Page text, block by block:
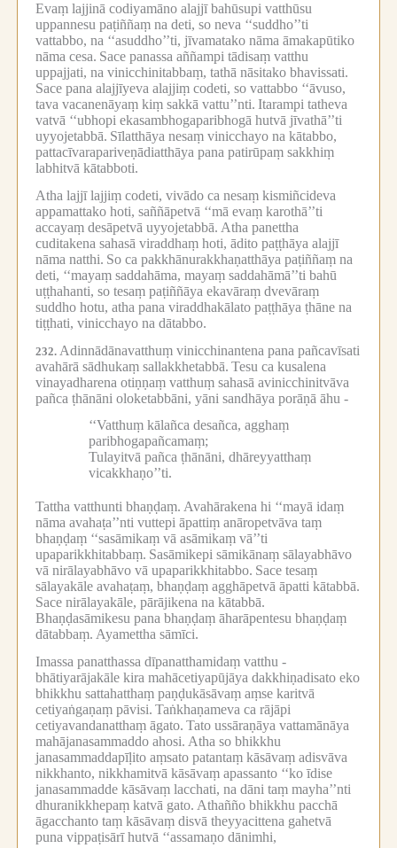
Evaṃ lajjinā codiyamāno alajjī bahūsupi vatthūsu
uppannesu paṭiññaṃ na deti, so neva ‘‘suddho’’ti
vattabbo, na ‘‘asuddho’’ti, jīvamatako nāma āmakapūtiko
nāma cesa. Sace panassa aññampi tādisaṃ vatthu
uppajjati, na vinicchinitabbaṃ, tathā nāsitako bhavissati.
Sace pana alajjīyeva alajjiṃ codeti, so vattabbo ‘‘āvuso,
tava vacanenāyaṃ kiṃ sakkā vattu’’nti. Itarampi tatheva
vatvā ‘‘ubhopi ekasambhogaparibhogā hutvā jīvathā’’ti
uyyojetabbā. Sīlatthāya nesaṃ vinicchayo na kātabbo,
pattacīvarapariveṇādiatthāya pana patirūpaṃ sakkhiṃ
labhitvā kātabboti.
Atha lajjī lajjiṃ codeti, vivādo ca nesaṃ kismiñcideva
appamattako hoti, saññāpetvā ‘‘mā evaṃ karothā’’ti
accayaṃ desāpetvā uyyojetabbā. Atha panettha
cuditakena sahasā viraddhaṃ hoti, ādito paṭṭhāya alajjī
nāma natthi. So ca pakkhānurakkhaṇatthāya paṭiññaṃ na
deti, ‘‘mayaṃ saddahāma, mayaṃ saddahāmā’’ti bahū
uṭṭhahanti, so tesaṃ paṭiññāya ekavāraṃ dvevāraṃ
suddho hotu, atha pana viraddhakālato paṭṭhāya ṭhāne na
tiṭṭhati, vinicchayo na dātabbo.
232. Adinnādānavatthuṃ vinicchinantena pana pañcavīsati
avahārā sādhukaṃ sallakkhetabbā. Tesu ca kusalena
vinayadharena otiṇṇaṃ vatthuṃ sahasā avinicchinitvāva
pañca ṭhānāni oloketabbāni, yāni sandhāya porāṇā āhu -
‘‘Vatthuṃ kālañca desañca, agghaṃ
paribhogapañcamaṃ;
Tulayitvā pañca ṭhānāni, dhāreyyatthaṃ
vicakkhaṇo’’ti.
Tattha vatthunti bhaṇḍaṃ. Avahārakena hi ‘‘mayā idaṃ
nāma avahaṭa’’nti vuttepi āpattiṃ anāropetvāva taṃ
bhaṇḍaṃ ‘‘sasāmikaṃ vā asāmikaṃ vā’’ti
upaparikkhitabbaṃ. Sasāmikepi sāmikānaṃ sālayabhāvo
vā nirālayabhāvo vā upaparikkhitabbo. Sace tesaṃ
sālayakāle avahaṭaṃ, bhaṇḍaṃ agghāpetvā āpatti kātabbā.
Sace nirālayakāle, pārājikena na kātabbā.
Bhaṇḍasāmikesu pana bhaṇḍaṃ āharāpentesu bhaṇḍaṃ
dātabbaṃ. Ayamettha sāmīci.
Imassa panatthassa dīpanatthamidaṃ vatthu -
bhātiyarājakāle kira mahācetiyapūjāya dakkhiṇadisato eko
bhikkhu sattahatthaṃ paṇḍukāsāvaṃ aṃse karitvā
cetiyaṅgaṇaṃ pāvisi. Taṅkhaṇameva ca rājāpi
cetiyavandanatthaṃ āgato. Tato ussāraṇāya vattamānāya
mahājanasammaddo ahosi. Atha so bhikkhu
janasammaddapīḷito aṃsato patantaṃ kāsāvaṃ adisvāva
nikkhanto, nikkhamitvā kāsāvaṃ apassanto ‘‘ko īdise
janasammadde kāsāvaṃ lacchati, na dāni taṃ mayha’’nti
dhuranikkhepaṃ katvā gato. Athañño bhikkhu pacchā
āgacchanto taṃ kāsāvaṃ disvā theyyacittena gahetvā
puna vippaṭisārī hutvā ‘‘assamaṇo dānimhi,